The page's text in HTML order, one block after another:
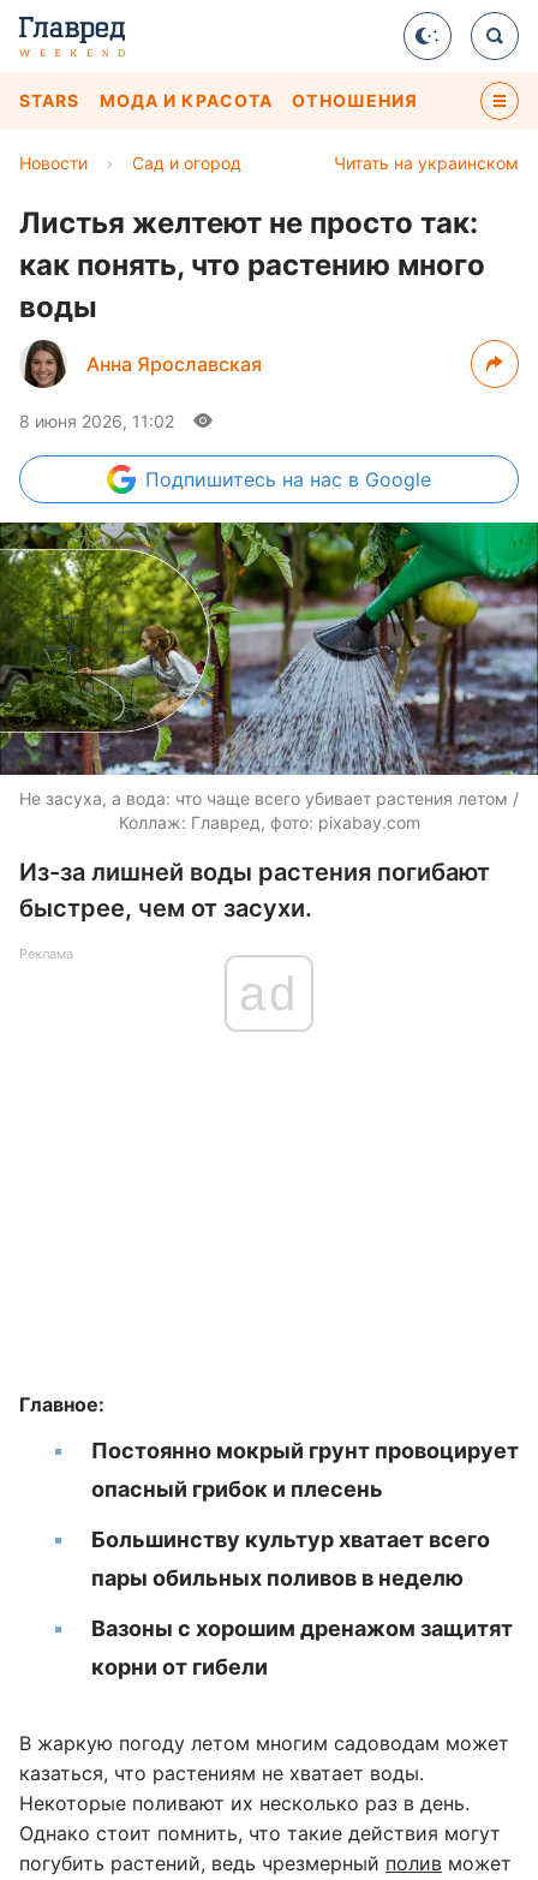
STARS МОДА И КРАСОТА ОТНОШЕНИЯ
Читать на украинском
Новости › Сад и огород
Листья желтеют не просто так:
как понять, что растению много
воды
Анна Ярославская
8 июня 2026, 11:02
Подпишитесь на нас в Google
Не засуха, а вода: что чаще всего убивает растения летом /
Коллаж: Главред, фото: pixabay.com
Из-за лишней воды растения погибают
быстрее, чем от засухи.
Реклама
ad
Главное:
Постоянно мокрый грунт провоцирует
опасный грибок и плесень
Большинству культур хватает всего
пары обильных поливов в неделю
Вазоны с хорошим дренажом защитят
корни от гибели
В жаркую погоду летом многим садоводам может
казаться, что растениям не хватает воды.
Некоторые поливают их несколько раз в день.
Однако стоит помнить, что такие действия могут
погубить растений, ведь чрезмерный полив может